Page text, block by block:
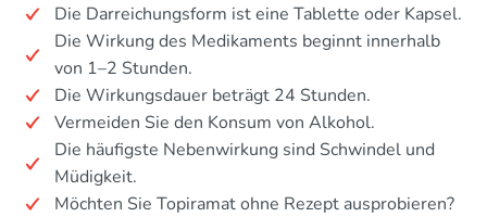
Die Darreichungsform ist eine Tablette oder Kapsel.
Die Wirkung des Medikaments beginnt innerhalb
von 1–2 Stunden.
Die Wirkungsdauer beträgt 24 Stunden.
Vermeiden Sie den Konsum von Alkohol.
Die häufigste Nebenwirkung sind Schwindel und
Müdigkeit.
Möchten Sie Topiramat ohne Rezept ausprobieren?